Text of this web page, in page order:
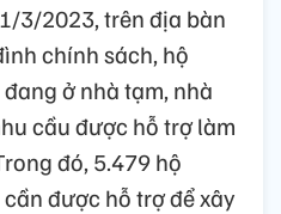
3/2023, trên địa bàn
chính sách, hộ
ở nhà tạm, nhà
cầu được hỗ trợ làm
đó, 5.479 hộ
được hỗ trợ để xây